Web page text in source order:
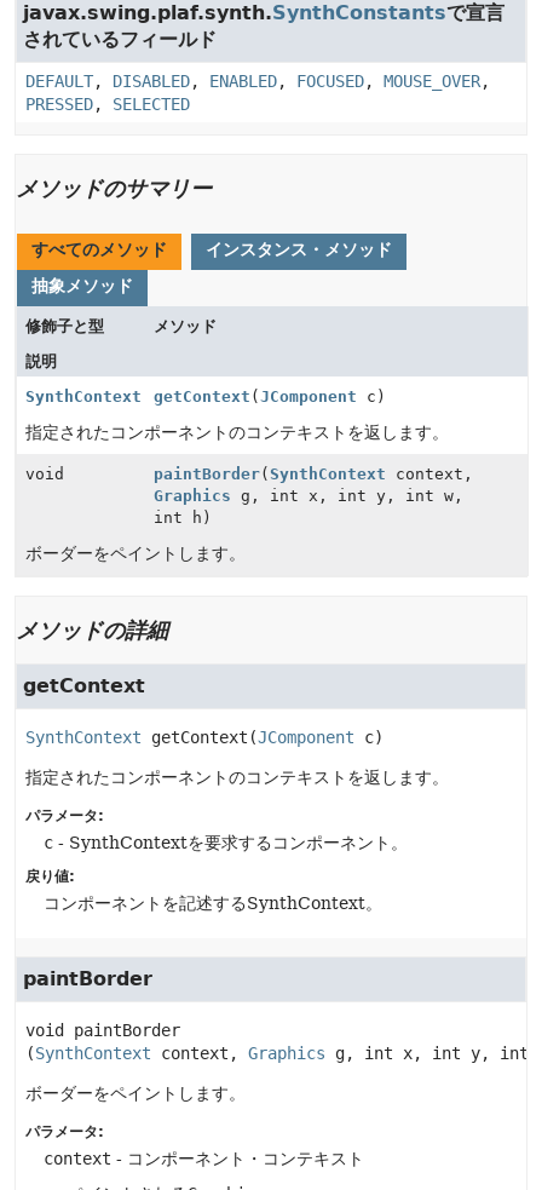
javax.swing.plaf.synth.SynthConstantsで宣言
されているフィールド
DEFAULT, DISABLED, ENABLED, FOCUSED, MOUSE_OVER,
PRESSED, SELECTED
メソッドのサマリー
すべてのメソッド
インスタンス・メソッド
抽象メソッド
修飾子と型
メソッド
説明
SynthContext
getContext ( JComponent c)
指定されたコンポーネントのコンテキストを返します。
void paintBorder( SynthContext context,
Graphics g, int x, int y, int w,
int h)
ボーダーをペイントします。
メソッドの詳細
getContext
SynthContext getContext (JComponent c)
指定されたコンポーネントのコンテキストを返します。
パラメータ:
c - SynthContextを要求するコンポーネント。
戻り値:
コンポーネントを記述するSynthContext。
paintBorder
void
paintBorder
(SynthContext context, Graphics g, int x, int y, int
ボーダーをペイントします。
パラメータ:
context - コンポーネント・コンテキスト